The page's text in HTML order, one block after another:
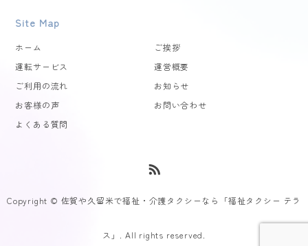
Site Map
ホーム
運転サービス
ご利用の流れ
お客様の声
よくある質問
ご挨拶
運営概要
お知らせ
お問い合わせ
Copyright © 佐賀や久留米で福祉・介護タクシーなら「福祉タクシー テラ
ス」. All rights reserved.